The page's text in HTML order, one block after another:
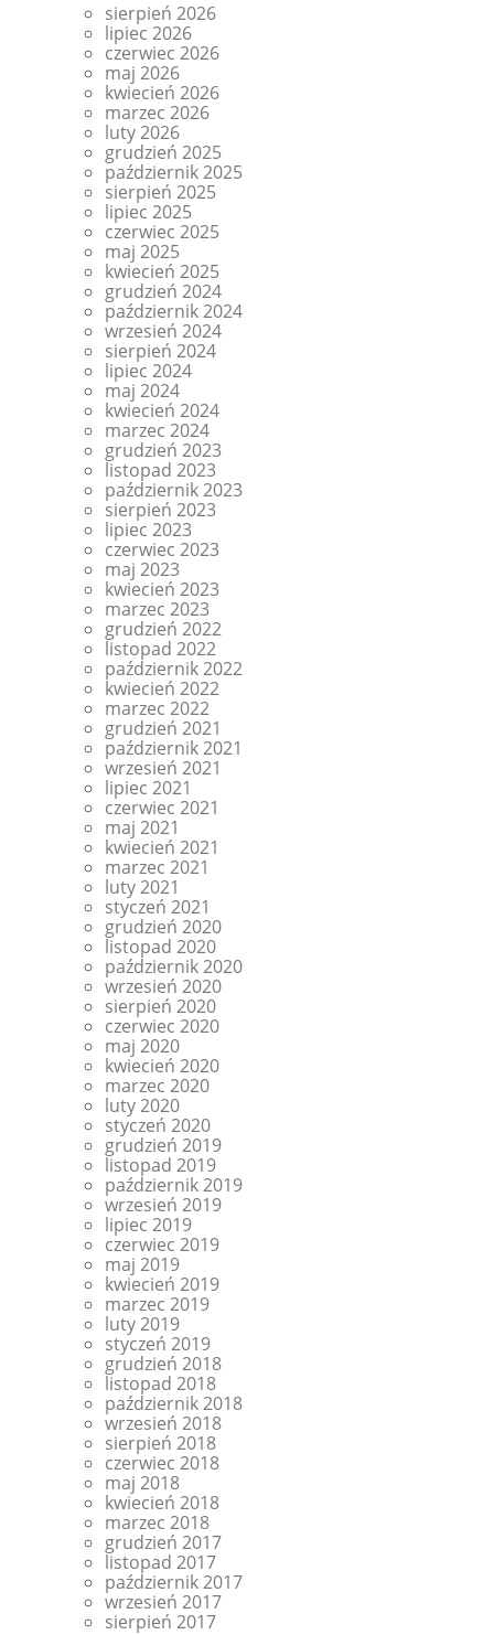
sierpień 2026
lipiec 2026
czerwiec 2026
maj 2026
kwiecień 2026
marzec 2026
luty 2026
grudzień 2025
październik 2025
sierpień 2025
lipiec 2025
czerwiec 2025
maj 2025
kwiecień 2025
grudzień 2024
październik 2024
wrzesień 2024
sierpień 2024
lipiec 2024
maj 2024
kwiecień 2024
marzec 2024
grudzień 2023
listopad 2023
październik 2023
sierpień 2023
lipiec 2023
czerwiec 2023
maj 2023
kwiecień 2023
marzec 2023
grudzień 2022
listopad 2022
październik 2022
kwiecień 2022
marzec 2022
grudzień 2021
październik 2021
wrzesień 2021
lipiec 2021
czerwiec 2021
maj 2021
kwiecień 2021
marzec 2021
luty 2021
styczeń 2021
grudzień 2020
listopad 2020
październik 2020
wrzesień 2020
sierpień 2020
czerwiec 2020
maj 2020
kwiecień 2020
marzec 2020
luty 2020
styczeń 2020
grudzień 2019
listopad 2019
październik 2019
wrzesień 2019
lipiec 2019
czerwiec 2019
maj 2019
kwiecień 2019
marzec 2019
luty 2019
styczeń 2019
grudzień 2018
listopad 2018
październik 2018
wrzesień 2018
sierpień 2018
czerwiec 2018
maj 2018
kwiecień 2018
marzec 2018
grudzień 2017
listopad 2017
październik 2017
wrzesień 2017
sierpień 2017